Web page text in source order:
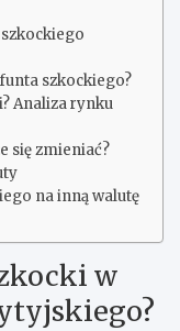
szkockiego?
Analiza rynku
się zmieniać?
na inną walutę
w